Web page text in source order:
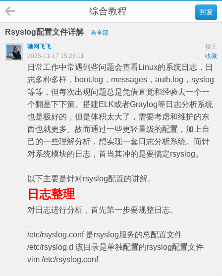
回复
综合教程
Rsyslog配置文件详解
看全部
楼主
驰网飞飞
收藏
2025-11-17 15:26:11
日常工作中常遇到些问题会查看Linux的系统日志，日
志多种多样，boot.log，messages，auth.log，syslog
等等，但每次出现问题总是凭借直觉和经验去一个一
个翻是下下策。搭建ELK或者Graylog等日志分析系统
也是极好的，但是体积太大了，需要考虑和维护的东
西也就更多。故而通过一些更轻量级的配置，加上自
己的一些理解分析，想实现一套日志分析系统。而针
对系统模块的日志，首当其冲的是要搞定rsyslog。
以下主要是针对rsyslog配置的讲解。
日志整理
对日志进行分析，首先第一步要规整日志。
/etc/rsyslog.conf 是rsyslog服务的总配置文件
/etc/rsyslog.d 该目录是单独配置的rsyslog配置文件
vim /etc/rsyslog.conf